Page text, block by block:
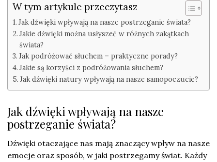
W tym artykule przeczytasz
Jak dźwięki wpływają na nasze postrzeganie świata?
Jakie dźwięki można usłyszeć w różnych zakątkach
świata?
Jak podróżować słuchem – praktyczne porady?
Jakie są korzyści z podróżowania słuchem?
Jak dźwięki natury wpływają na nasze samopoczucie?
Jak dźwięki wpływają na nasze
postrzeganie świata?
Dźwięki otaczające nas mają znaczący wpływ na nasze
emocje oraz sposób, w jaki postrzegamy świat. Każdy